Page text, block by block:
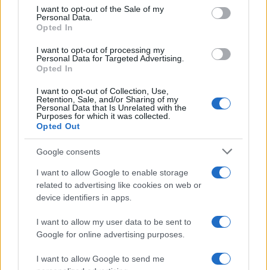
consent section.
I want to opt-out of the Sale of my
Personal Data.
Opted In
I want to opt-out of processing my
Personal Data for Targeted Advertising.
Opted In
I want to opt-out of Collection, Use,
Retention, Sale, and/or Sharing of my
Personal Data that Is Unrelated with the
Purposes for which it was collected.
Opted Out
Google consents
I want to allow Google to enable storage
related to advertising like cookies on web or
device identifiers in apps.
I want to allow my user data to be sent to
Google for online advertising purposes.
I want to allow Google to send me
Petrolio in calo: Brent a 91,82$, ribassi a due cifre per greggio
QUOTAZIONI CRYPTO
Nome Prezzo
Eureka Bridged PAX
(PAXG)
BTC
(KBTC)
Steakhouse EURCV